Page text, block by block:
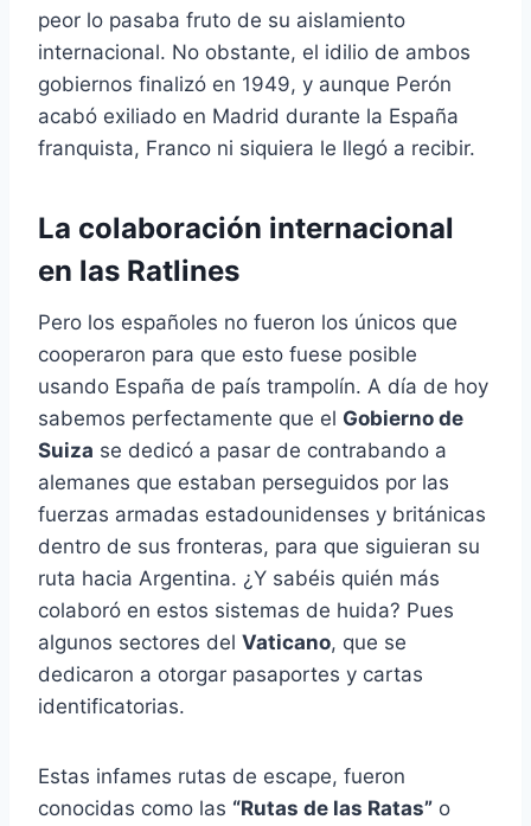
peor lo pasaba fruto de su aislamiento
internacional. No obstante, el idilio de ambos
gobiernos finalizó en 1949, y aunque Perón
acabó exiliado en Madrid durante la España
franquista, Franco ni siquiera le llegó a recibir.
La colaboración internacional
en las Ratlines
Pero los españoles no fueron los únicos que
cooperaron para que esto fuese posible
usando España de país trampolín. A día de hoy
sabemos perfectamente que el Gobierno de
Suiza se dedicó a pasar de contrabando a
alemanes que estaban perseguidos por las
fuerzas armadas estadounidenses y británicas
dentro de sus fronteras, para que siguieran su
ruta hacia Argentina. ¿Y sabéis quién más
colaboró en estos sistemas de huida? Pues
algunos sectores del Vaticano, que se
dedicaron a otorgar pasaportes y cartas
identificatorias.
Estas infames rutas de escape, fueron
conocidas como las “Rutas de las Ratas” o